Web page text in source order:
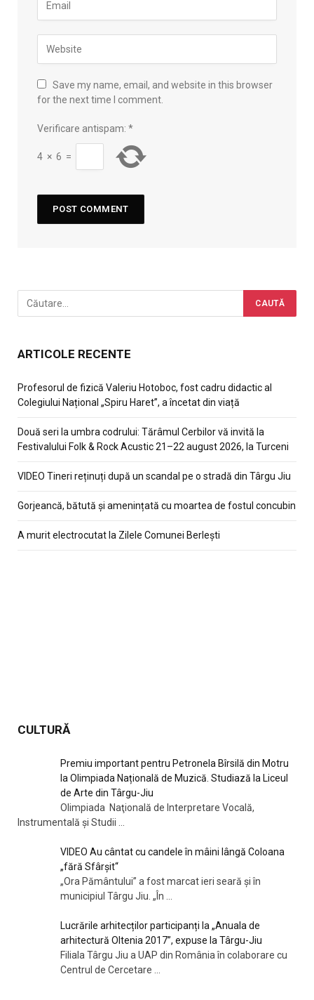
Save my name, email, and website in this browser
for the next time I comment.
Verificare antispam: *
4 × 6 =
ARTICOLE RECENTE
Profesorul de fizică Valeriu Hotoboc, fost cadru didactic al
Colegiului Național „Spiru Haret”, a încetat din viață
Două seri la umbra codrului: Tărâmul Cerbilor vă invită la
Festivalului Folk & Rock Acustic 21–22 august 2026, la Turceni
VIDEO Tineri reținuți după un scandal pe o stradă din Târgu Jiu
Gorjeancă, bătută și amenințată cu moartea de fostul concubin
A murit electrocutat la Zilele Comunei Berlești
CULTURĂ
Premiu important pentru Petronela Bîrsilă din Motru
la Olimpiada Națională de Muzică. Studiază la Liceul
de Arte din Târgu-Jiu
Olimpiada Naţională de Interpretare Vocală,
Instrumentală şi Studii ...
VIDEO Au cântat cu candele în mâini lângă Coloana
„fără Sfârșit“
„Ora Pământului” a fost marcat ieri seară și în
municipiul Târgu Jiu. „În ...
Lucrările arhitecților participanți la „Anuala de
arhitectură Oltenia 2017”, expuse la Târgu-Jiu
Filiala Târgu Jiu a UAP din România în colaborare cu
Centrul de Cercetare ...